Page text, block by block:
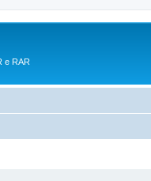
e RAR